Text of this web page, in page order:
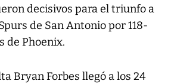
decisivos para el triunfo a
de San Antonio por 118-
de Phoenix.
Bryan Forbes llegó a los 24